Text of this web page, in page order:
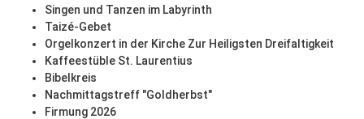
Singen und Tanzen im Labyrinth
Taizé-Gebet
Orgelkonzert in der Kirche Zur Heiligsten Dreifaltigkeit
Kaffeestüble St. Laurentius
Bibelkreis
Nachmittagstreff "Goldherbst"
Firmung 2026